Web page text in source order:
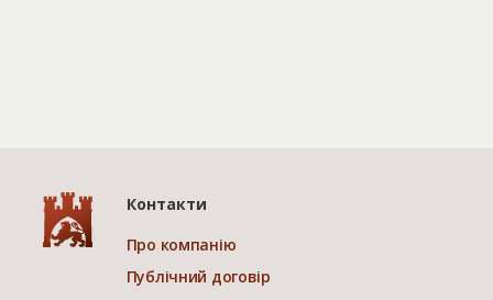
Контакти
Про компанію
Публічний договір